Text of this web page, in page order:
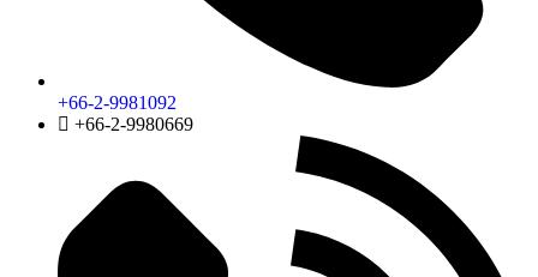
+66-2-9981092
+66-2-9980669